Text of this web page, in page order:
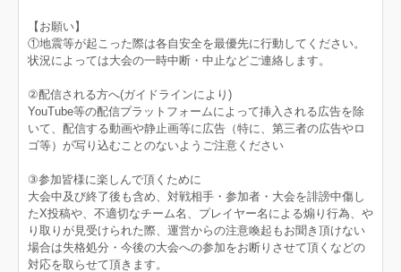
【お願い】
①地震等が起こった際は各自安全を最優先に行動してください。
状況によっては大会の一時中断・中止などご連絡します。
②配信される方へ(ガイドラインにより)
YouTube等の配信プラットフォームによって挿入される広告を除
いて、配信する動画や静止画等に広告（特に、第三者の広告やロ
ゴ等）が写り込むことのないようご注意ください
③参加皆様に楽しんで頂くために
大会中及び終了後も含め、対戦相手・参加者・大会を誹謗中傷し
たX投稿や、不適切なチーム名、プレイヤー名による煽り行為、や
り取りが見受けられた際、運営からの注意喚起もお聞き頂けない
場合は失格処分・今後の大会への参加をお断りさせて頂くなどの
対応を取らせて頂きます。